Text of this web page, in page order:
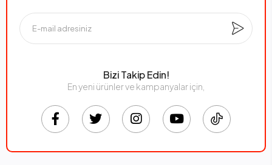
Bizi Takip Edin!
En yeni ürünler ve kampanyalar için,